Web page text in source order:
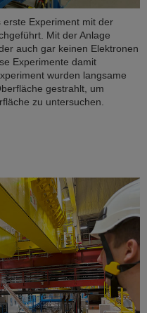
erste Experiment mit der
Mit der Anlage
auch gar keinen Elektronen
Experimente damit
wurden langsame
gestrahlt, um
zu untersuchen.